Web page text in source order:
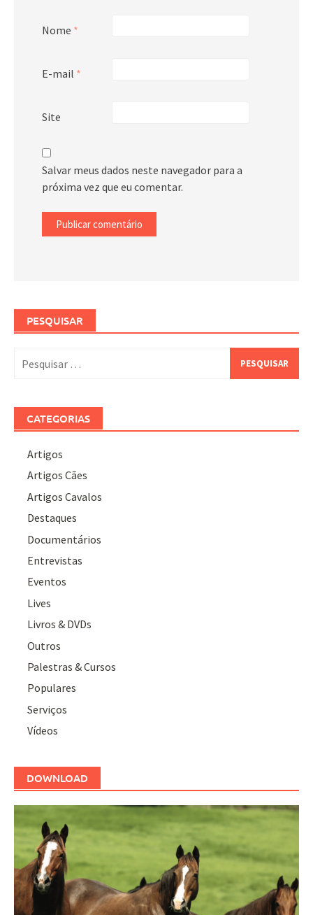
Nome *
E-mail *
Site
Salvar meus dados neste navegador para a
próxima vez que eu comentar.
PESQUISAR
por:
CATEGORIAS
Artigos
Artigos Cães
Artigos Cavalos
Destaques
Documentários
Entrevistas
Eventos
Lives
Livros & DVDs
Outros
Palestras & Cursos
Populares
Serviços
Vídeos
DOWNLOAD